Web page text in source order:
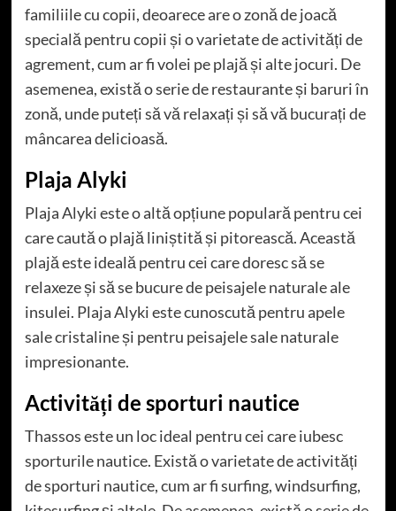
familiile cu copii, deoarece are o zonă de joacă
specială pentru copii și o varietate de activități de
agrement, cum ar fi volei pe plajă și alte jocuri. De
asemenea, există o serie de restaurante și baruri în
zonă, unde puteți să vă relaxați și să vă bucurați de
mâncarea delicioasă.
Plaja Alyki
Plaja Alyki este o altă opțiune populară pentru cei
care caută o plajă liniștită și pitorească. Această
plajă este ideală pentru cei care doresc să se
relaxeze și să se bucure de peisajele naturale ale
insulei. Plaja Alyki este cunoscută pentru apele
sale cristaline și pentru peisajele sale naturale
impresionante.
Activități de sporturi nautice
Thassos este un loc ideal pentru cei care iubesc
sporturile nautice. Există o varietate de activități
de sporturi nautice, cum ar fi surfing, windsurfing,